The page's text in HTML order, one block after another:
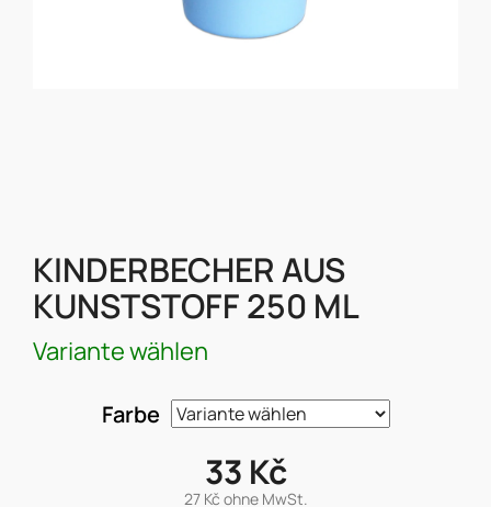
KINDERBECHER AUS
KUNSTSTOFF 250 ML
Variante wählen
Farbe
33 Kč
27 Kč ohne MwSt.